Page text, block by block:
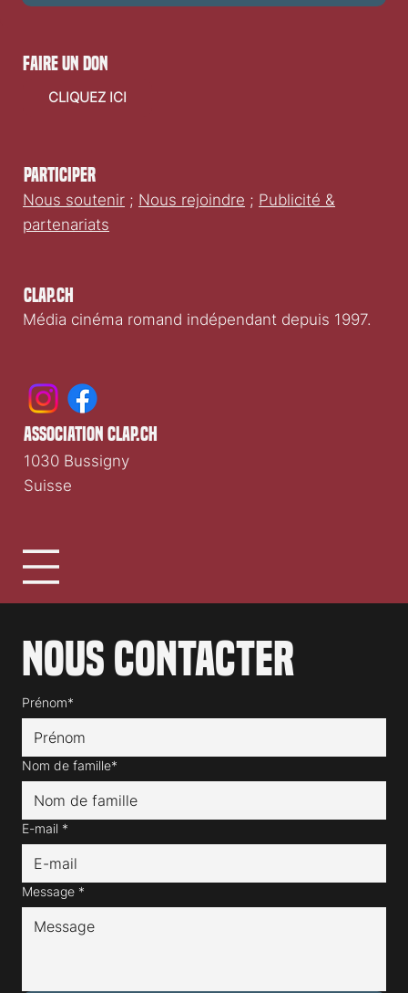
Clap.ch
Média cinéma romand indépendant depuis 1997.
Participer
Nous soutenir ; Nous rejoindre ; Publicité &
partenariats
Nous contacter
Prénom*
Nom de famille*
E-mail *
Message *
faire un don
CLIQUEZ ICI
association clap.ch
1030 Bussigny
Suisse